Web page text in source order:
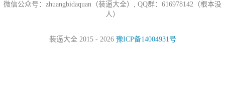
微信公众号：zhuangbidaquan（装逼大全）, QQ群：616978142（根本没
人）
装逼大全 2015 - 2026 豫ICP备14004931号